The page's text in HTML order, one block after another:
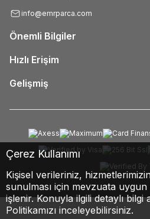
Çerez Kullanımı
Kişisel verileriniz,
sunulması için mevzuata
işlenir. Konuyla ilgili detaylı bilgi
Politikamızı inceleyebilirsiniz.
info@emrparca.com
Önemli Bilgiler
Hızlı Erişim
Gelişmiş